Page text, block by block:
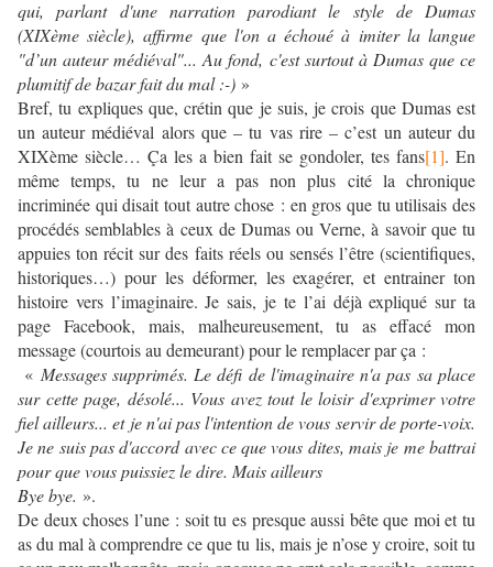
qui, parlant d'une narration parodiant le style de Dumas
(XIXème siècle), affirme que l'on a échoué à imiter la langue
"d’un auteur médiéval"... Au fond, c'est surtout à Dumas que ce
plumitif de bazar fait du mal :-) »
Bref, tu expliques que, crétin que je suis, je crois que Dumas est
un auteur médiéval alors que – tu vas rire – c’est un auteur du
XIXème siècle… Ça les a bien fait se gondoler, tes fans[1]. En
même temps, tu ne leur a pas non plus cité la chronique
incriminée qui disait tout autre chose : en gros que tu utilisais des
procédés semblables à ceux de Dumas ou Verne, à savoir que tu
appuies ton récit sur des faits réels ou sensés l’être (scientifiques,
historiques…) pour les déformer, les exagérer, et entrainer ton
histoire vers l’imaginaire. Je sais, je te l’ai déjà expliqué sur ta
page Facebook, mais, malheureusement, tu as effacé mon
message (courtois au demeurant) pour le remplacer par ça :
« Messages supprimés. Le défi de l'imaginaire n'a pas sa place
sur cette page, désolé... Vous avez tout le loisir d'exprimer votre
fiel ailleurs... et je n'ai pas l'intention de vous servir de porte-voix.
Je ne suis pas d'accord avec ce que vous dites, mais je me battrai
pour que vous puissiez le dire. Mais ailleurs
Bye bye. ».
De deux choses l’une : soit tu es presque aussi bête que moi et tu
as du mal à comprendre ce que tu lis, mais je n’ose y croire, soit tu